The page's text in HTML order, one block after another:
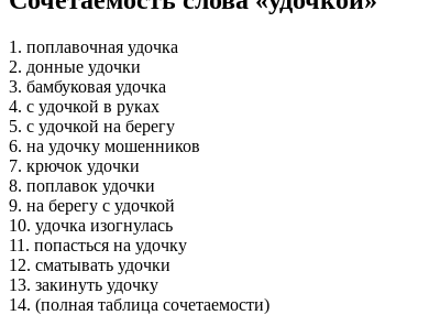
1. поплавочная удочка
2. донные удочки
3. бамбуковая удочка
4. с удочкой в руках
5. с удочкой на берегу
6. на удочку мошенников
7. крючок удочки
8. поплавок удочки
9. на берегу с удочкой
10. удочка изогнулась
11. попасться на удочку
12. сматывать удочки
13. закинуть удочку
14. (полная таблица сочетаемости)